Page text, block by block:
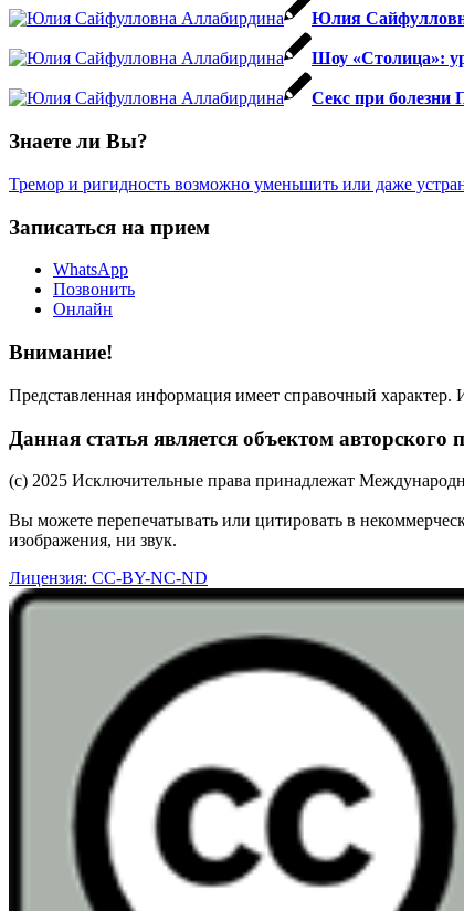
Юлия
Шоу «Столица»:
Секс при болезни
Знаете ли Вы?
Тремор и ригидность возможно уменьшить или даже
Записаться на прием
WhatsApp
Позвонить
Онлайн
Внимание!
Представленная информация имеет справочный характер.
Данная статья является объектом авторского
(c) 2025 Исключительные права принадлежат
Вы можете перепечатывать или цитировать в
изображения, ни звук.
Лицензия: CC-BY-NC-ND